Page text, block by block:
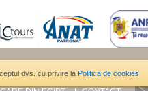
dvs. cu privire laPolitica de cookies
ORAR ZBORURI ANPC